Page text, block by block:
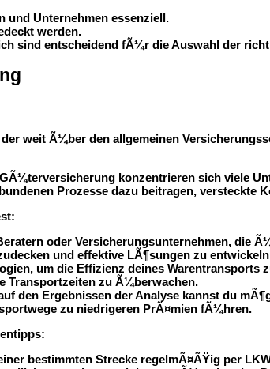
Unternehmen essenziell.
werden.
sind entscheidend fÃ¼r die Auswahl der
weit Ã¼ber den allgemeinen
konzentrieren sich viele
Prozesse dazu beitragen, versteckte
oder Versicherungsunternehmen, die
und effektive LÃ¶sungen zu
um die Effizienz deines
Transportzeiten zu Ã¼berwachen.
den Ergebnissen der Analyse kannst du
zu niedrigeren PrÃ¤mien fÃ¼hren.
bestimmten Strecke regelmÃ¤ÃŸig per